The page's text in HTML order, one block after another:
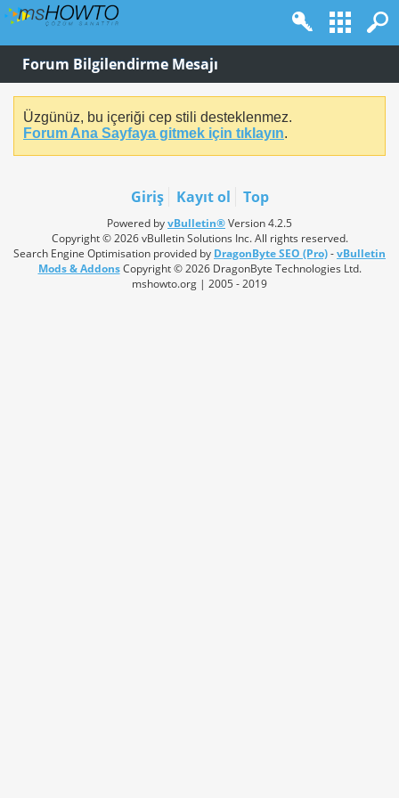
Forum Bilgilendirme Mesajı
Üzgünüz, bu içeriği cep stili desteklenmez.
Forum Ana Sayfaya gitmek için tıklayın.
Giriş Kayıt ol Top
Powered byvBulletin®Version 4.2.5
Copyright © 2026 vBulletin Solutions Inc. All rights reserved.
Search Engine Optimisation provided by DragonByte SEO (Pro)-vBulletin
Mods & AddonsCopyright © 2026 DragonByte Technologies Ltd.
mshowto.org | 2005 - 2019